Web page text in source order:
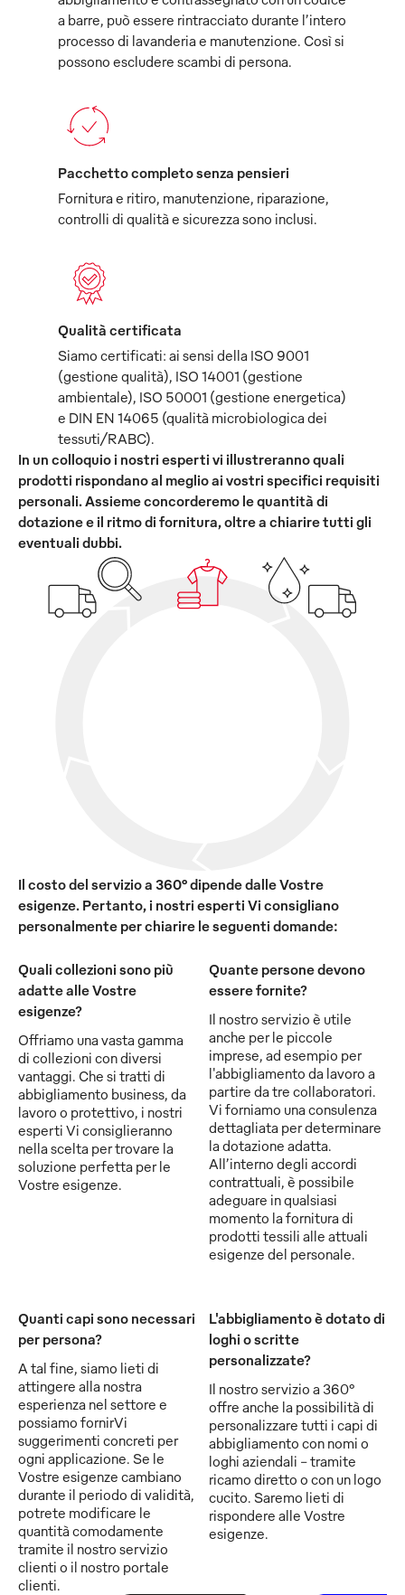
a barre, può essere rintracciato durante l’intero
processo di lavanderia e manutenzione. Così si
possono escludere scambi di persona.
Pacchetto completo senza pensieri
Fornitura e ritiro, manutenzione, riparazione,
controlli di qualità e sicurezza sono inclusi.
Qualità certificata
Siamo certificati: ai sensi della ISO 9001
(gestione qualità), ISO 14001 (gestione
ambientale), ISO 50001 (gestione energetica)
e DIN EN 14065 (qualità microbiologica dei
tessuti/RABC).
In un colloquio i nostri esperti vi illustreranno quali
prodotti rispondano al meglio ai vostri specifici requisiti
personali. Assieme concorderemo le quantità di
dotazione e il ritmo di fornitura, oltre a chiarire tutti gli
eventuali dubbi.
Il costo del servizio a 360° dipende dalle Vostre
esigenze. Pertanto, i nostri esperti Vi consigliano
personalmente per chiarire le seguenti domande:
Quali collezioni sono più
adatte alle Vostre
esigenze?
Offriamo una vasta gamma
di collezioni con diversi
vantaggi. Che si tratti di
abbigliamento business, da
lavoro o protettivo, i nostri
esperti Vi consiglieranno
nella scelta per trovare la
soluzione perfetta per le
Vostre esigenze.
Quante persone devono
essere fornite?
Il nostro servizio è utile
anche per le piccole
imprese, ad esempio per
l'abbigliamento da lavoro a
partire da tre collaboratori.
Vi forniamo una consulenza
dettagliata per determinare
la dotazione adatta.
All’interno degli accordi
contrattuali, è possibile
adeguare in qualsiasi
momento la fornitura di
prodotti tessili alle attuali
esigenze del personale.
Quanti capi sono necessari
per persona?
A tal fine, siamo lieti di
attingere alla nostra
esperienza nel settore e
possiamo fornirVi
suggerimenti concreti per
ogni applicazione. Se le
Vostre esigenze cambiano
durante il periodo di validità,
potrete modificare le
quantità comodamente
tramite il nostro servizio
clienti o il nostro portale
clienti.
L'abbigliamento è dotato di
loghi o scritte
personalizzate?
Il nostro servizio a 360°
offre anche la possibilità di
personalizzare tutti i capi di
abbigliamento con nomi o
loghi aziendali - tramite
ricamo diretto o con un logo
cucito. Saremo lieti di
rispondere alle Vostre
esigenze.